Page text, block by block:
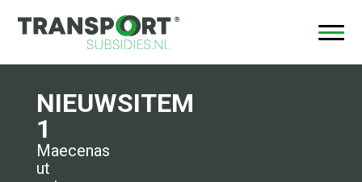
NIEUWSITEM
1
Maecenas
ut